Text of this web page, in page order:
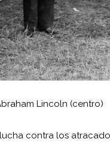
Lincoln (centro)
contra los